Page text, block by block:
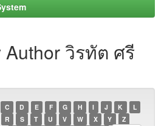
Author วิรทัต ศรี
C D E F G H I J K
L
R S T U V W X Y Z